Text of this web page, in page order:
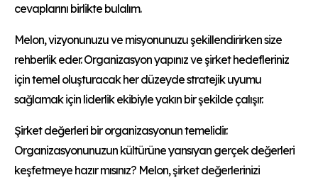
cevaplarını birlikte bulalım.
Melon, vizyonunuzu ve misyonunuzu şekillendirirken size
rehberlik eder. Organizasyon yapınız ve şirket hedefleriniz
için temel oluşturacak her düzeyde stratejik uyumu
sağlamak için liderlik ekibiyle yakın bir şekilde çalışır.
Şirket değerleri bir organizasyonun temelidir.
Organizasyonunuzun kültürüne yansıyan gerçek değerleri
keşfetmeye hazır mısınız? Melon, şirket değerlerinizi